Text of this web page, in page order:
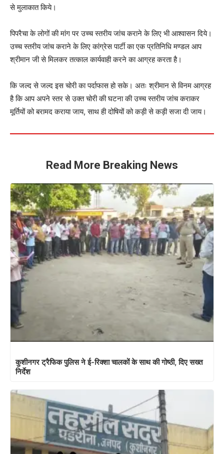
से मुलाकात किये।
पिपरैचा के लोगों की मांग पर उच्च स्तरीय जांच कराने के लिए भी आश्वासन दिये।
उच्च स्तरीय जांच कराने के लिए कांग्रेस पार्टी का एक प्रतिनिधि मण्डल आप
श्रीमान जी से मिलकर तत्काल कार्यवाही करने का आग्रह करता है।
कि जल्द से जल्द इस चोरी का पर्दाफास हो सके। अतः श्रीमान से विनम आग्रह
है कि आप अपने स्तर से उक्त चोरी की घटना की उच्च स्तरीय जांच कराकर
मूर्तियों को बरामद कराया जाय, साथ ही दोषियों को कड़ी से कड़ी सजा दी जाय।
Read More Breaking News
कुशीनगर ट्रैफिक पुलिस ने ई-रिक्शा चालकों के साथ की गोष्ठी, दिए सख्त
निर्देश